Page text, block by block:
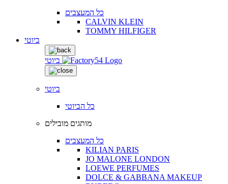
כל המעצבים
CALVIN KLEIN
TOMMY HILFIGER
ביוטי
ביוטי
ביוטי
כל הביוטי
מותגים מובילים
כל המעצבים
KILIAN PARIS
JO MALONE LONDON
LOEWE PERFUMES
DOLCE & GABBANA MAKEUP